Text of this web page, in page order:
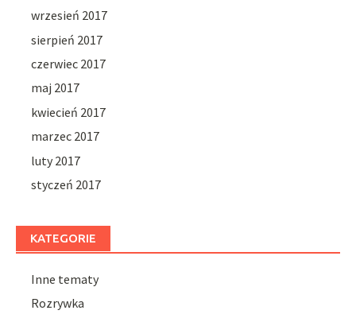
wrzesień 2017
sierpień 2017
czerwiec 2017
maj 2017
kwiecień 2017
marzec 2017
luty 2017
styczeń 2017
KATEGORIE
Inne tematy
Rozrywka